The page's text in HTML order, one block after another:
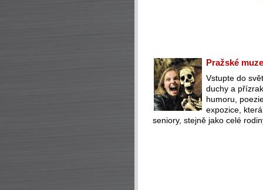
Pražské
Vstupte do
duchy a
humoru,
expozice,
seniory, stejně jako celé